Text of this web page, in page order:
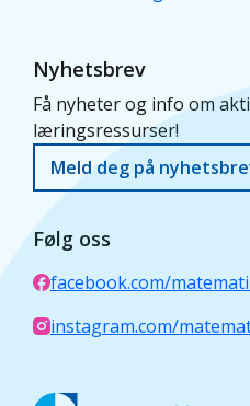
Nyhetsbrev
Få nyheter og info om
læringsressurser!
Meld deg på
Følg oss
facebook.com/
instagram.com/